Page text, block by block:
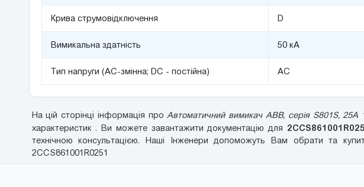
Крива струмовідключення D
Вимикальна здатність 50 кА
Тип напруги (AC-змінна; DC - постійна) AC
На цій сторінці інформація про Автоматичний вимикач ABB, серія S801S, 25А
характеристик . Ви можете завантажити документацію для
технічною консультацією. Наші Інженери допоможуть Вам обрати та
2CCS861001R0251